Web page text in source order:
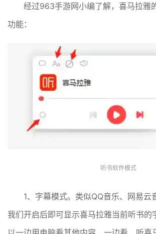
经过963手游网小编了解，喜马拉雅
功能：
听书软件模式
1、字幕模式。类似QQ音乐、网易云
我们开启后即可显示喜马拉雅当前听书的